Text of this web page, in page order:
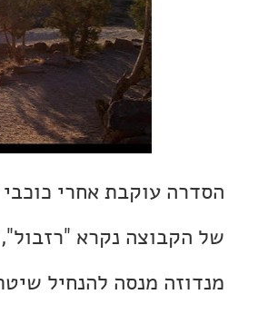
הסדרה עוקבת אחרי
של הקבוצה נקרא
מנדוזה מנסה להנחיל